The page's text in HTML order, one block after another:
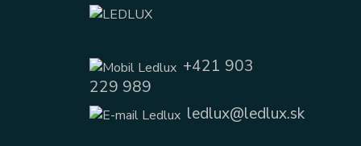
+421 903
229 989
ledlux@ledlux.sk